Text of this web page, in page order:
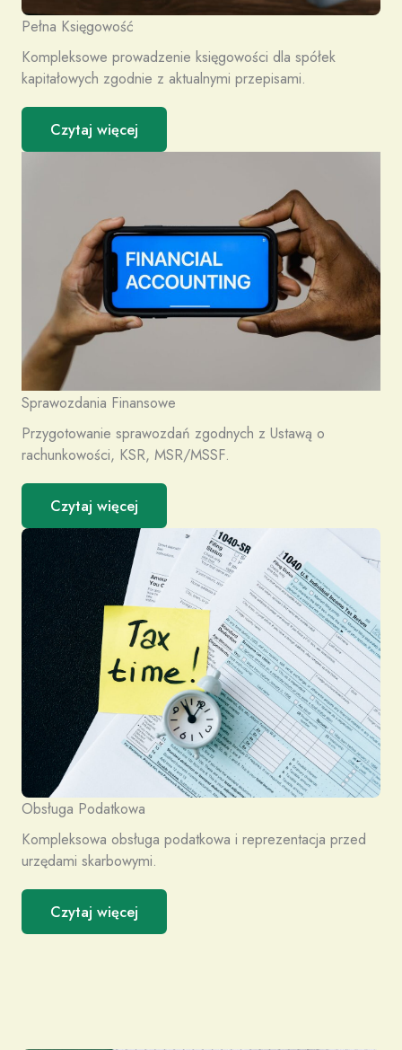
Pełna Księgowość
Kompleksowe prowadzenie księgowości dla spółek
kapitałowych zgodnie z aktualnymi przepisami.
Czytaj więcej
Sprawozdania Finansowe
Przygotowanie sprawozdań zgodnych z Ustawą o
rachunkowości, KSR, MSR/MSSF.
Czytaj więcej
Obsługa Podatkowa
Kompleksowa obsługa podatkowa i reprezentacja przed
urzędami skarbowymi.
Czytaj więcej